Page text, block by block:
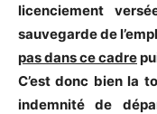
licenciement
sauvegarde de
pas dans ce cadre
C’est donc bien la
indemnité de